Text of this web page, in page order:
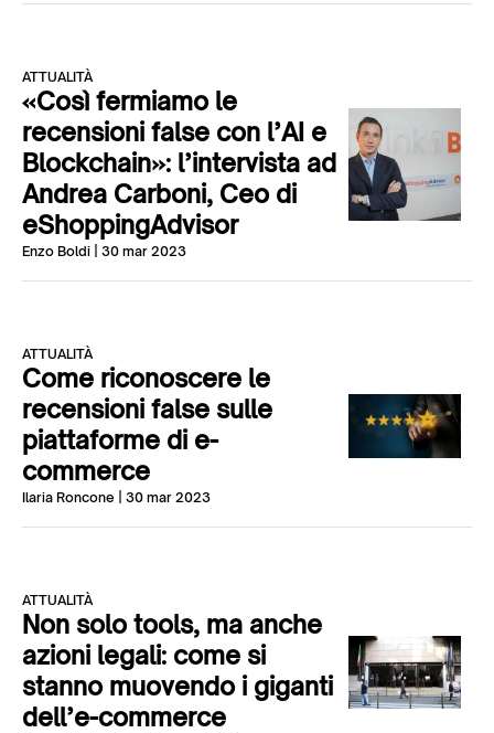
ATTUALITÀ
«Così fermiamo le
recensioni false con l’AI e
Blockchain»: l’intervista ad
Andrea Carboni, Ceo di
eShoppingAdvisor
Enzo Boldi | 30 mar 2023
ATTUALITÀ
Come riconoscere le
recensioni false sulle
piattaforme di e-
commerce
Ilaria Roncone | 30 mar 2023
ATTUALITÀ
Non solo tools, ma anche
azioni legali: come si
stanno muovendo i giganti
dell’e-commerce